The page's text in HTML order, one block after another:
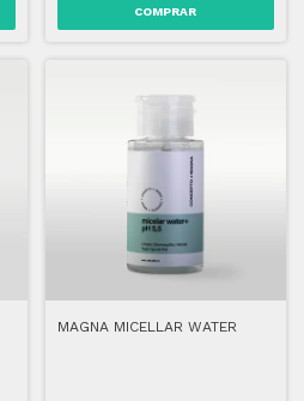
MAGNA MICELLAR WATER